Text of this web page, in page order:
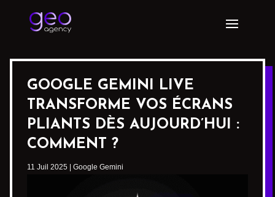
GOOGLE GEMINI LIVE
TRANSFORME VOS ÉCRANS
PLIANTS DÈS AUJOURD’HUI :
COMMENT ?
11 Juil 2025 Google Gemini